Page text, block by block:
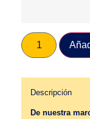
Descripción
De nuestra